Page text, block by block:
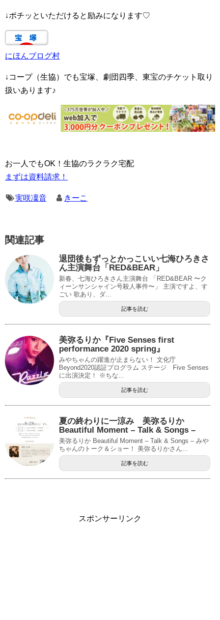
↓ポチッといただけると励みになります♡
にほんブログ村
↓コープ（生協）でも宝塚、劇団四季、東宝のチケット取り
扱いあります♪
お一人でもOK！生協のラクラク宅配
まずは資料請求！
実咲凜音 きーこ
関連記事
退団後もずっとかっこいい七海ひろきさ
ん主演舞台「RED&BEAR」
新春、七海ひろきさん主演舞台 「RED&BEAR 〜ク
ィーンサンシャイン号殺人事件〜」 主演ですよ、す
ごい 歌あり、ダ...
記事を読む
美弥るりか『Five Senses first
performance 2020 spring』
みやちゃんの躍進が止まらない！ 文化庁
Beyond2020認証プログラム ステージ Five Senses
に出演決定！ ※ちな...
記事を読む
夏の終わりに一涼み 美弥るりか
Beautiful Moment – Talk & Songs –
美弥るりか Beautiful Moment – Talk & Songs – みや
ちゃんのトーク＆ショー！ 美弥るりかさん...
記事を読む
スポンサーリンク